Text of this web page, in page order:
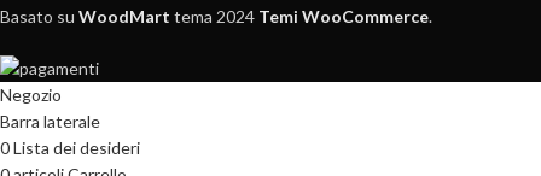
Basato su WoodMart tema 2024 Temi WooCommerce.
Negozio
Barra laterale
0Lista dei desideri